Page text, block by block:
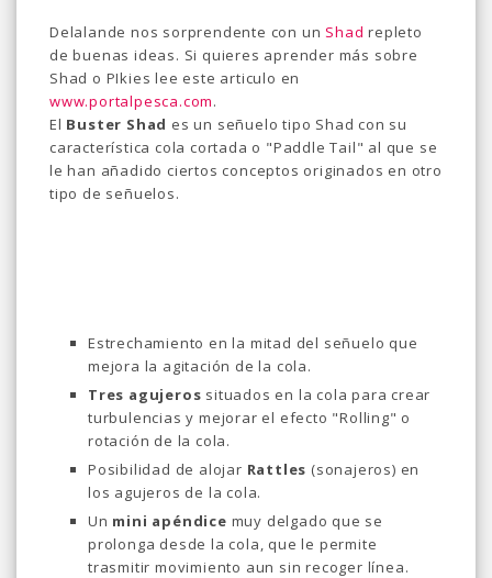
Delalande nos sorprendente con un Shad repleto
de buenas ideas. Si quieres aprender más sobre
Shad o PIkies lee este articulo en
www.portalpesca.com.
El Buster Shad es un señuelo tipo Shad con su
característica cola cortada o "Paddle Tail" al que se
le han añadido ciertos conceptos originados en otro
tipo de señuelos.
Estrechamiento en la mitad del señuelo que
mejora la agitación de la cola.
Tres agujeros situados en la cola para crear
turbulencias y mejorar el efecto "Rolling" o
rotación de la cola.
Posibilidad de alojar Rattles (sonajeros) en
los agujeros de la cola.
Un mini apéndice muy delgado que se
prolonga desde la cola, que le permite
trasmitir movimiento aun sin recoger línea.